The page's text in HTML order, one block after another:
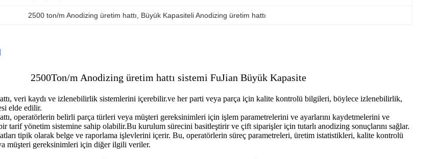
2500 ton/m Anodizing üretim hattı Büyük Kapasiteli Anodizing üretim hattı
2500Ton/m Anodizing üretim hattı sistemi FuJian Büyük Kapasite
veri kaydı ve izlenebilirlik sistemlerini içerebilir.ve her parti veya parça için kalite kontrolü bilgileri, böylece izlenebilirlik,
elde edilir.
operatörlerin belirli parça türleri veya müşteri gereksinimleri için işlem parametrelerini ve ayarlarını kaydetmelerini ve
bir tarif yönetim sistemine sahip olabilir.Bu kurulum sürecini basitleştirir ve çift siparişler için tutarlı anodizing sonuçlarını sağlar.
tipik olarak belge ve raporlama işlevlerini içerir. Bu, operatörlerin süreç parametreleri, üretim istatistikleri, kalite kontrolü
müşteri gereksinimleri için diğer ilgili veriler.